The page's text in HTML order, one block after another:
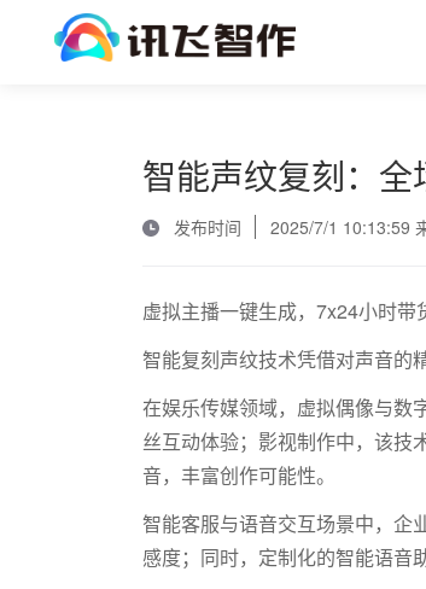
智能声纹复刻：全
发布时间 2025/7/1 10:13:59
虚拟主播一键生成，7x24小时带
智能复刻声纹技术凭借对声音的
在娱乐传媒领域，虚拟偶像与数
丝互动体验；影视制作中，该技
音，丰富创作可能性。
智能客服与语音交互场景中，企
感度；同时，定制化的智能语音